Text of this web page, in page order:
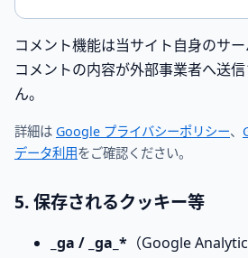
コメント機能は当サイト自身のサー
コメントの内容が外部事業者へ送
ん。
詳細は Google プライバシーポリシー、
データ利用をご確認ください。
5. 保存されるクッキー等
_ga / _ga_* （Google